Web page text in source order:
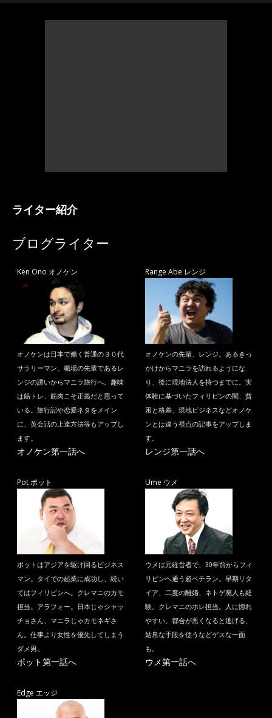
ライター紹介
ブログライター
Ken Ono オノケン
オノケンは日本で働く普通の３０代
サラリーマン。職場の先輩であるレ
ンジの誘いからマニラ旅行へ。趣味
は筋トレ、筋肉こそ正義だと思って
いる。旅行記や恋愛ネタをメイン
に、英会話の上達方法等もアップし
ます。
オノケン第一話へ
Range Abe レンジ
オノケンの先輩、レンジ。あるきっ
かけからマニラを訪れるようにな
り、後に現地法人を持つまでに。実
体験に基づいたフィリピンの闇、貧
困と格差、現地ビジネスなどオノケ
ンとは違う視点の記事をアップしま
す。
レンジ第一話へ
Pot ポット
ポットはアジアを駆け回るビジネス
マン。タイでの起業に成功し、続い
てはフィリピンへ。クレマニのカモ
担当。アラフォー。日本じゃシャッ
チョさん、マニラじゃカモネギさ
ん。仕事より女性を優先してしまう
ダメ男。
ポット第一話へ
Ume ウメ
ウメは元経営者で、30年前からフィ
リピンへ通う超ベテラン。早期リタ
イア、二度の離婚、ネトゲ廃人も経
験。クレマニのホレ担当。人に惚れ
やすい。都合が悪くなると逃げる、
姑息な手段を使うなどゲスな一面
も。
ウメ第一話へ
Edge エッジ